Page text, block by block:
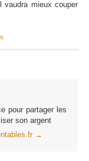
mieux couper
pour partager les
son argent
→